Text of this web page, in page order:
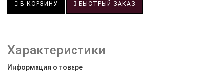
В КОРЗИНУ БЫСТРЫЙ ЗАКАЗ
Характеристики
Информация о товаре